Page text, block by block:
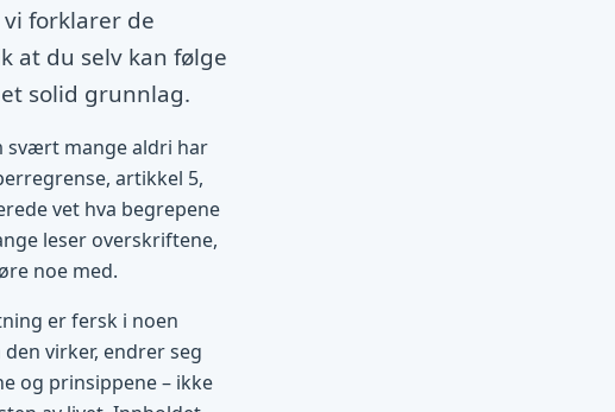
forklarer de
at du selv kan følge
solid grunnlag.
svært mange aldri har
artikkel 5,
vet hva begrepene
leser overskriftene,
noe med.
er fersk i noen
virker, endrer seg
og prinsippene – ikke